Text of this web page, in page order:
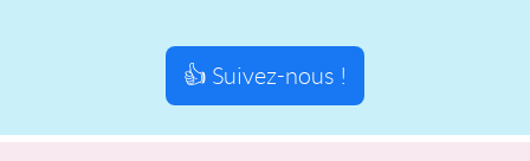
👍 Suivez-nous !